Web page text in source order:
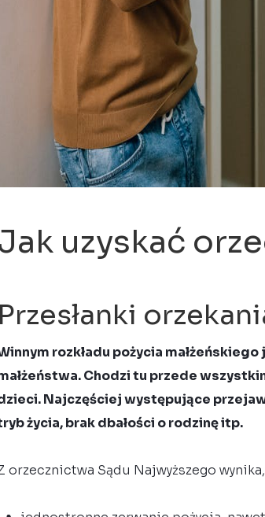
uzyskać
Przesłanki
rozkładu pożycia
Chodzi tu przede
Najczęściej występujące
życia, brak dbałości o rodzinę itp.
orzecznictwa Sądu Najwyższego